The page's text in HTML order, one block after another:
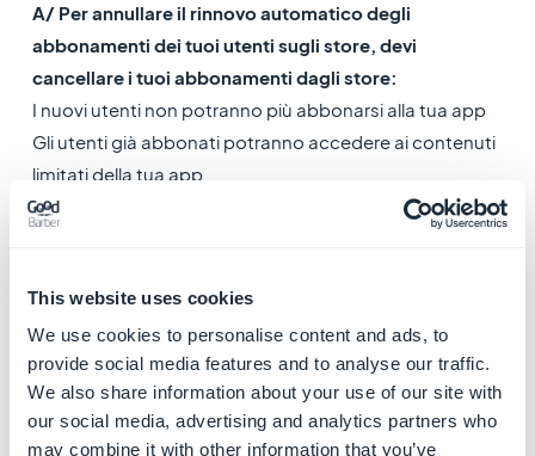
This website uses cookies
We use cookies to personalise content and ads, to
provide social media features and to analyse our traffic.
We also share information about your use of our site with
our social media, advertising and analytics partners who
may combine it with other information that you’ve
A/ Per annullare il rinnovo automatico degli
abbonamenti dei tuoi utenti sugli store, devi
cancellare i tuoi abbonamenti dagli store:
I nuovi utenti non potranno più abbonarsi alla tua app
Gli utenti già abbonati potranno accedere ai contenuti
limitati della tua app
- Aspetta che l'abbonamento dei tuoi ultimi utenti sia
scaduto per eliminare l'estensione dal tuo back office
come spiegato sopra.
Tutti i dati e le funzioni relative all'estensione
Abbonamenti saranno rimossi.